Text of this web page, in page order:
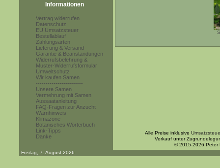
Informationen
Vertrag widerrufen
Datenschutz
EU Umsatzsteuer
Bestellablauf
Zahlungsarten
Lieferung & Versand
Garantie & Beanstandungen
Widerrufsbelehrung &
Muster-Widerrufsformular
Umweltschutz
Wir kaufen Samen
------------------------
Unsere Samen
Vermehrung mit Samen
Aussaatanleitung
FAQ-Fragen zur Anzucht
Warnhinweis
Klimazone
Botanisches Wörterbuch
Link-Tipps
Danke
Alle Preise inklusive
Verkauf unter
© 2015-2026 Peter
Freitag, 7. August 2026